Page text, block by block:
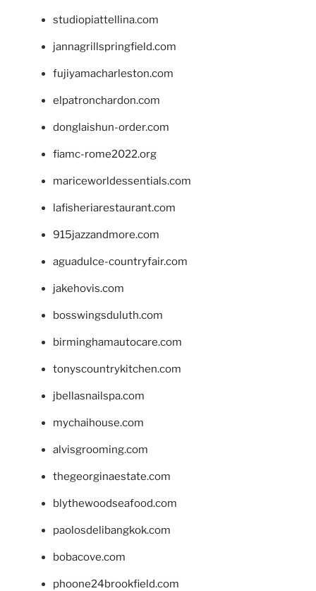
studiopiattellina.com
jannagrillspringfield.com
fujiyamacharleston.com
elpatronchardon.com
donglaishun-order.com
fiamc-rome2022.org
mariceworldessentials.com
lafisheriarestaurant.com
915jazzandmore.com
aguadulce-countryfair.com
jakehovis.com
bosswingsduluth.com
birminghamautocare.com
tonyscountrykitchen.com
jbellasnailspa.com
mychaihouse.com
alvisgrooming.com
thegeorginaestate.com
blythewoodseafood.com
paolosdelibangkok.com
bobacove.com
phoone24brookfield.com